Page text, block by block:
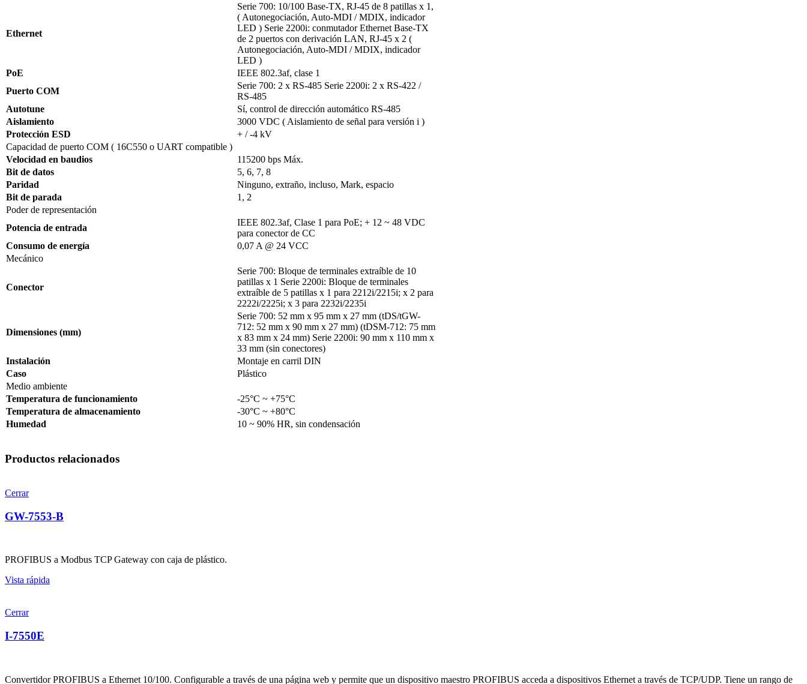
Ethernet
Serie 700: 10/100 Base-TX, RJ-45 de 8 patillas x 1,
( Autonegociación, Auto-MDI / MDIX, indicador
LED ) Serie 2200i: conmutador Ethernet Base-TX
de 2 puertos con derivación LAN, RJ-45 x 2 (
Autonegociación, Auto-MDI / MDIX, indicador
LED )
PoE
IEEE 802.3af, clase 1
Puerto COM
Serie 700: 2 x RS-485 Serie 2200i: 2 x RS-422 /
RS-485
Autotune
Sí, control de dirección automático RS-485
Aislamiento
3000 VDC ( Aislamiento de señal para versión i )
Protección ESD
+ / -4 kV
Capacidad de puerto COM ( 16C550 o UART compatible )
Velocidad en baudios
115200 bps Máx.
Bit de datos
5, 6, 7, 8
Paridad
Ninguno, extraño, incluso, Mark, espacio
Bit de parada
1, 2
Poder de representación
Potencia de entrada
IEEE 802.3af, Clase 1 para PoE; + 12 ~ 48 VDC
para conector de CC
Consumo de energía
0,07 A @ 24 VCC
Mecánico
Conector
Serie 700: Bloque de terminales extraíble de 10
patillas x 1 Serie 2200i: Bloque de terminales
extraíble de 5 patillas x 1 para 2212i/2215i; x 2 para
2222i/2225i; x 3 para 2232i/2235i
Dimensiones (mm)
Serie 700: 52 mm x 95 mm x 27 mm (tDS/tGW-
712: 52 mm x 90 mm x 27 mm) (tDSM-712: 75 mm
x 83 mm x 24 mm) Serie 2200i: 90 mm x 110 mm x
33 mm (sin conectores)
Instalación
Montaje en carril DIN
Caso
Plástico
Medio ambiente
Temperatura de funcionamiento
-25°C ~ +75°C
Temperatura de almacenamiento
-30°C ~ +80°C
Humedad
10 ~ 90% HR, sin condensación
Productos relacionados
Cerrar
GW-7553-B
PROFIBUS a Modbus TCP Gateway con caja de plástico.
Vista rápida
Cerrar
I-7550E
Convertidor PROFIBUS a Ethernet 10/100. Configurable a través de una página web y permite que un dispositivo maestro PROFIBUS acceda a dispositivos Ethernet a través de TCP/UDP. Tiene un rango de